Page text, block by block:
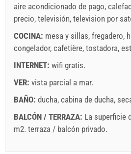
aire acondicionado de pago,
precio, televisión, television por
COCINA: mesa y sillas, fregadero,
congelador, cafetière, tostadora,
INTERNET: wifi gratis.
VER: vista parcial a mar.
BAÑO: ducha, cabina de ducha,
BALCÓN / TERRAZA: La superficie
m2. terraza / balcón privado.